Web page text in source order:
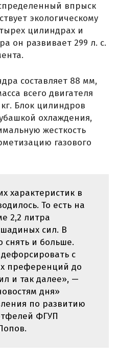
впрыск
экологическому
цилиндрах и
он развивает 299 л. с.
составляет 88 мм,
всего двигателя
Блок цилиндров
охлаждения,
жесткость
газового
характеристик в
То есть на
2,2 литра
сил. В
и больше.
с
преференций до
и так далее», —
дня»
по развитию
ФГУП